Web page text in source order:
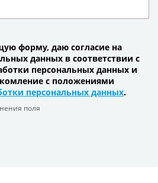
форму, даю согласие на
данных в соответствии с
персональных данных и
с положениями
персональных данных.
поля